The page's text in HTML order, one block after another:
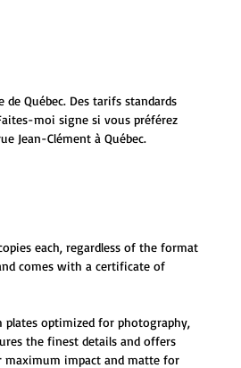
Québec. Des tarifs standards
moi signe si vous préférez
Jean-Clément à Québec.
each, regardless of the format
comes with a certificate of
optimized for photography,
the finest details and offers
maximum impact and matte for